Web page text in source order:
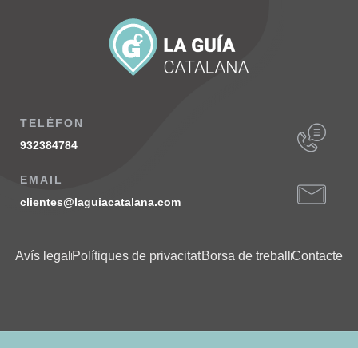
TELÈFON
932384784
EMAIL
clientes@laguiacatalana.com
Avís legal Polítiques de privacitatBorsa de treball Contacte